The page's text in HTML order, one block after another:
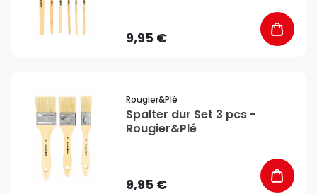
9,95 €
Rougier&plé
Spalter dur Set 3 pcs -
Rougier&Plé
9,95 €